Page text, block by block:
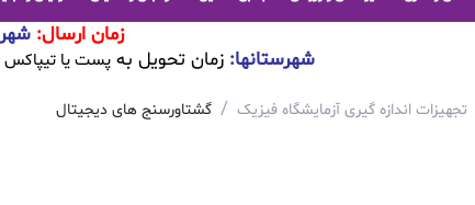
زمان ارسال:
شهرستانها:زمان تحویل بهپست یا تیپاکس
تجهیزات اندازه گیری آزمایشگاه فیزیک / گشتاورسنج های دیجیتال